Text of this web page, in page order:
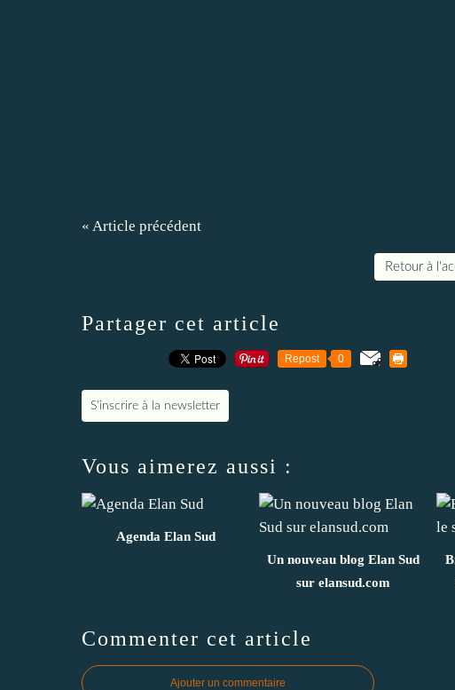
« Article précédent
Retour à
Partager cet article
Repost 0
S'inscrire à la newsletter
Vous aimerez aussi :
Agenda Elan Sud
Un nouveau blog Elan Sud
sur elansud.com
Commenter cet article
Ajouter un commentaire